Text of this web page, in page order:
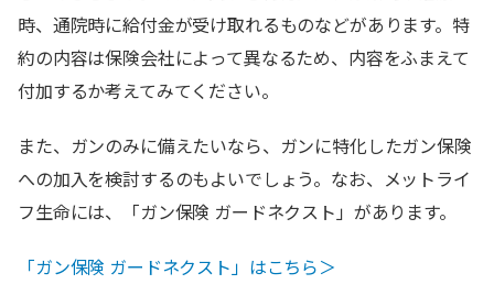
時、通院時に給付金が受け取れるものなどがあります。特
約の内容は保険会社によって異なるため、内容をふまえて
付加するか考えてみてください。
また、ガンのみに備えたいなら、ガンに特化したガン保険
への加入を検討するのもよいでしょう。なお、メットライ
フ生命には、「ガン保険 ガードネクスト」があります。
「ガン保険 ガードネクスト」はこちら＞